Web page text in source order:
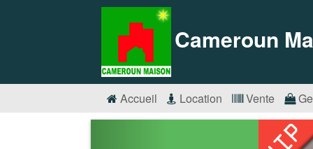
Cameroun
Accueil Location Vente